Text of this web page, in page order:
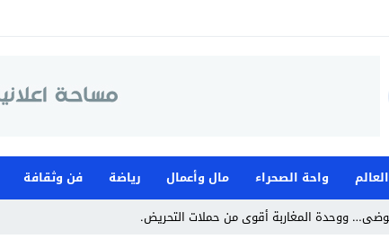
واحة الصحراء مال وأعمال رياضة فن وثقافة
ووحدة المغاربة أقوى من حملات التحريض.